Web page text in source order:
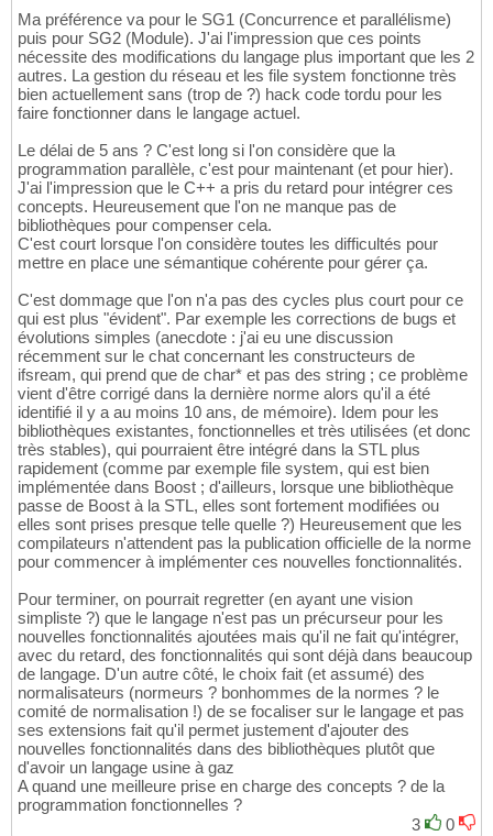
Ma préférence va pour le SG1 (Concurrence et parallélisme)
puis pour SG2 (Module). J'ai l'impression que ces points
nécessite des modifications du langage plus important que les 2
autres. La gestion du réseau et les file system fonctionne très
bien actuellement sans (trop de ?) hack code tordu pour les
faire fonctionner dans le langage actuel.
Le délai de 5 ans ? C'est long si l'on considère que la
programmation parallèle, c'est pour maintenant (et pour hier).
J'ai l'impression que le C++ a pris du retard pour intégrer ces
concepts. Heureusement que l'on ne manque pas de
bibliothèques pour compenser cela.
C'est court lorsque l'on considère toutes les difficultés pour
mettre en place une sémantique cohérente pour gérer ça.
C'est dommage que l'on n'a pas des cycles plus court pour ce
qui est plus "évident". Par exemple les corrections de bugs et
évolutions simples (anecdote : j'ai eu une discussion
récemment sur le chat concernant les constructeurs de
ifsream, qui prend que de char* et pas des string ; ce problème
vient d'être corrigé dans la dernière norme alors qu'il a été
identifié il y a au moins 10 ans, de mémoire). Idem pour les
bibliothèques existantes, fonctionnelles et très utilisées (et donc
très stables), qui pourraient être intégré dans la STL plus
rapidement (comme par exemple file system, qui est bien
implémentée dans Boost ; d'ailleurs, lorsque une bibliothèque
passe de Boost à la STL, elles sont fortement modifiées ou
elles sont prises presque telle quelle ?) Heureusement que les
compilateurs n'attendent pas la publication officielle de la norme
pour commencer à implémenter ces nouvelles fonctionnalités.
Pour terminer, on pourrait regretter (en ayant une vision
simpliste ?) que le langage n'est pas un précurseur pour les
nouvelles fonctionnalités ajoutées mais qu'il ne fait qu'intégrer,
avec du retard, des fonctionnalités qui sont déjà dans beaucoup
de langage. D'un autre côté, le choix fait (et assumé) des
normalisateurs (normeurs ? bonhommes de la normes ? le
comité de normalisation !) de se focaliser sur le langage et pas
ses extensions fait qu'il permet justement d'ajouter des
nouvelles fonctionnalités dans des bibliothèques plutôt que
d'avoir un langage usine à gaz
A quand une meilleure prise en charge des concepts ? de la
programmation fonctionnelles ?
3
0